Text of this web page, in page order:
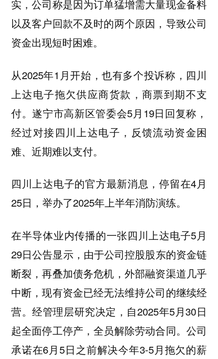
实，公司称是因为订单猛增需大量现金备料
以及客户回款不及时的两个原因，导致公司
资金出现短时困难。
从2025年1月开始，也有多个投诉称，四川
上达电子拖欠供应商货款，商票到期不支
付。遂宁市高新区管委会5月19日回复称，
经过对接四川上达电子，反馈流动资金困
难、近期难以支付。
四川上达电子的官方最新消息，停留在4月
25日，举办了2025年上半年消防演练。
在半导体业内传播的一张四川上达电子5月
29日公告显示，由于公司控股股东的资金链
断裂，再叠加债务危机，外部融资渠道几乎
中断，现有资金已经无法维持公司的继续经
营。经管理层研究决定，自2025年5月30日
起全面停工停产，全员解除劳动合同。公司
承诺在6月5日之前解决今年3-5月拖欠的薪